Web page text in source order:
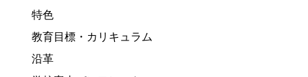
特色
教育目標・カリキュラム
沿革